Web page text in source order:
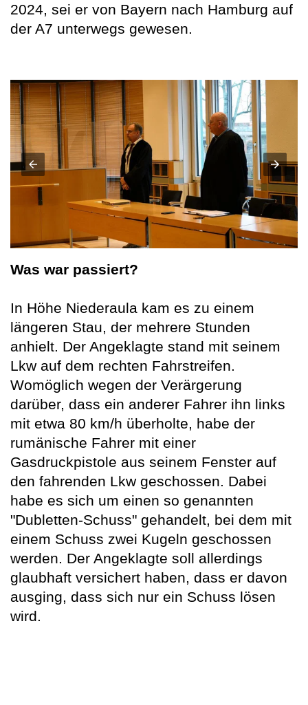
2024, sei er von Bayern nach Hamburg auf
der A7 unterwegs gewesen.
Was war passiert?
In Höhe Niederaula kam es zu einem
längeren Stau, der mehrere Stunden
anhielt. Der Angeklagte stand mit seinem
Lkw auf dem rechten Fahrstreifen.
Womöglich wegen der Verärgerung
darüber, dass ein anderer Fahrer ihn links
mit etwa 80 km/h überholte, habe der
rumänische Fahrer mit einer
Gasdruckpistole aus seinem Fenster auf
den fahrenden Lkw geschossen. Dabei
habe es sich um einen so genannten
"Dubletten-Schuss" gehandelt, bei dem mit
einem Schuss zwei Kugeln geschossen
werden. Der Angeklagte soll allerdings
glaubhaft versichert haben, dass er davon
ausging, dass sich nur ein Schuss lösen
wird.